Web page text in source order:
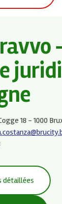
18 - 1000
détaillées